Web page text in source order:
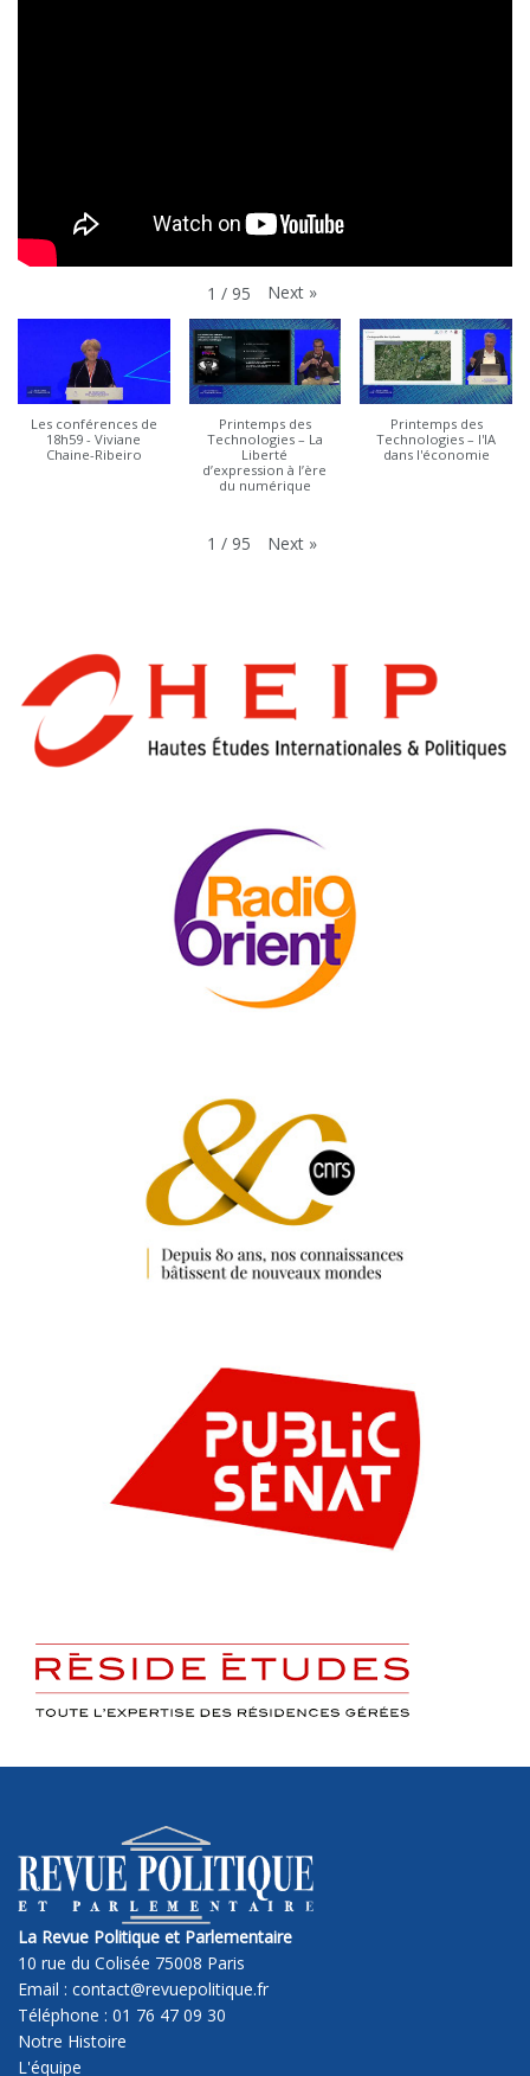
1 / 95 Next »
Les conférences de
18h59 - Viviane
Chaine-Ribeiro
Printemps des
Technologies – La
Liberté
d’expression à l’ère
du numérique
Printemps des
Technologies – l'IA
dans l'économie
1 / 95 Next »
La Revue Politique et Parlementaire
10 rue du Colisée 75008 Paris
Email : contact@revuepolitique.fr
Téléphone : 01 76 47 09 30
Notre Histoire
L'équipe